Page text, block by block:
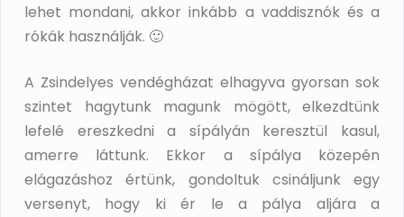
lehet mondani, akkor inkább a vaddisznók és a
rókák használják. 🙂
A Zsindelyes vendégházat elhagyva gyorsan sok
szintet hagytunk magunk mögött, elkezdtünk
lefelé ereszkedni a sípályán keresztül kasul,
amerre láttunk. Ekkor a sípálya közepén
elágazáshoz értünk, gondoltuk csináljunk egy
versenyt, hogy ki ér le a pálya aljára a